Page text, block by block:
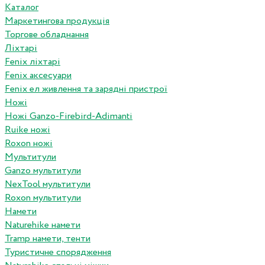
Каталог
Маркетингова продукція
Торгове обладнання
Ліхтарі
Fenix ліхтарі
Fenix аксесуари
Fenix ел живлення та зарядні пристрої
Ножі
Ножі Ganzo-Firebird-Adimanti
Ruike ножі
Roxon ножi
Мультитули
Ganzo мультитули
NexTool мультитули
Roxon мультитули
Намети
Naturehike намети
Tramp намети, тенти
Туристичне спорядження